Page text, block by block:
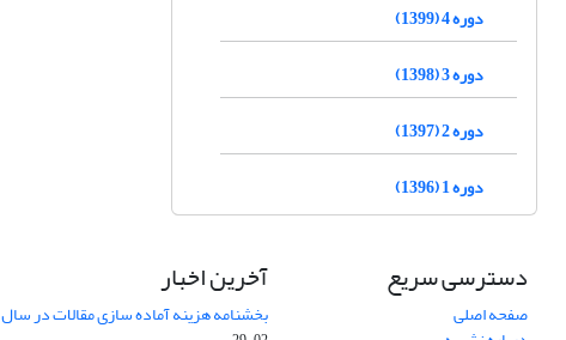
دوره 4 (1399)
دوره 3 (1398)
دوره 2 (1397)
دوره 1 (1396)
دسترسی سریع
صفحه اصلی
آخرین اخبار
بخشنامه هزینه آماده سازی مقالات در سال 1401